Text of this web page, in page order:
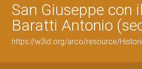
San Giuseppe con
Baratti Antonio
https://w3id.org/arco/resource/